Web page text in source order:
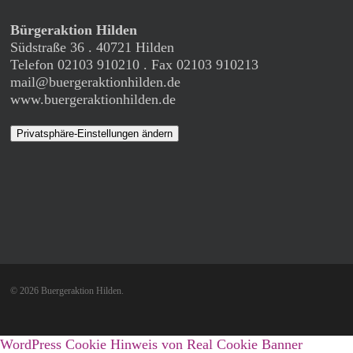
Bürgeraktion Hilden
Südstraße 36 . 40721 Hilden
Telefon 02103 910210 . Fax 02103 910213
mail@buergeraktionhilden.de
www.buergeraktionhilden.de
Privatsphäre-Einstellungen ändern
© 2026 Buergeraktion Hilden.
WordPress Cookie Hinweis von Real Cookie Banner